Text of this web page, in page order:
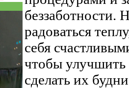
беззаботности.
радоваться
себя
чтобы
сделать их